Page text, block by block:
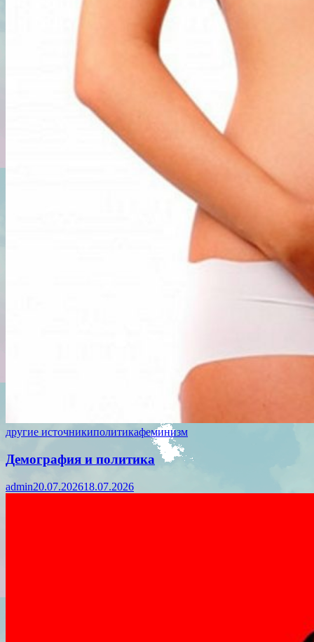
другие источникиполитикафеминизм
Демография и политика
admin20.07.202618.07.2026